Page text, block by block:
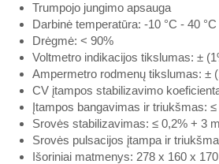
Trumpojo jungimo apsauga
Darbinė temperatūra: -10 °C - 40 °C
Drėgmė: < 90%
Voltmetro indikacijos tikslumas: ±
Ampermetro rodmenų tikslumas: ±
CV įtampos stabilizavimo
Įtampos bangavimas ir triukšmas:
Srovės stabilizavimas: ≤ 0,2% + 3
Srovės pulsacijos įtampa ir
Išoriniai matmenys: 278 x 160 x